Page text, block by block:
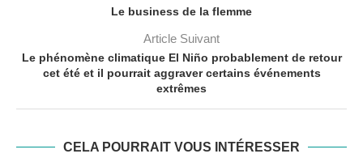
Le business de la flemme
Article Suivant
Le phénomène climatique El Niño probablement de retour
cet été et il pourrait aggraver certains événements
extrêmes
CELA POURRAIT VOUS INTÉRESSER